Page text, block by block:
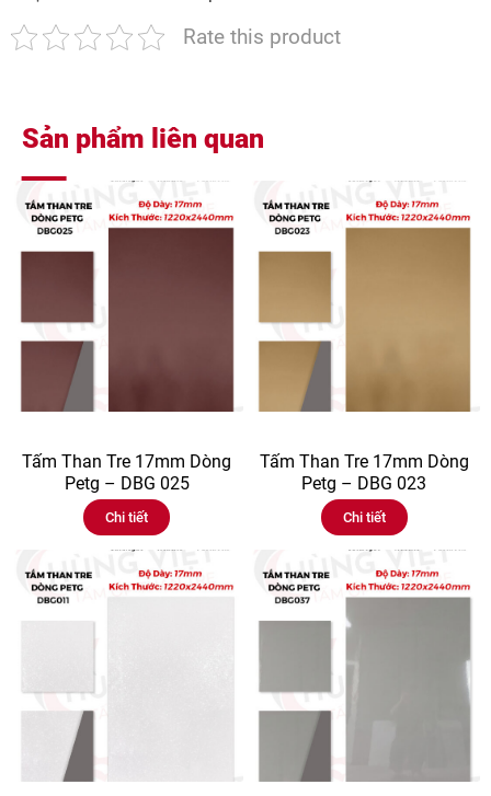
Rate this product
Sản phẩm liên quan
Tấm Than Tre 17mm Dòng
Petg – DBG 025
Chi tiết
Tấm Than Tre 17mm Dòng
Petg – DBG 023
Chi tiết